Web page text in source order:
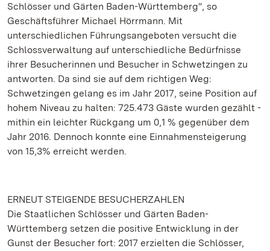
Schlösser und Gärten Baden-Württemberg", so
Geschäftsführer Michael Hörrmann. Mit
unterschiedlichen Führungsangeboten versucht die
Schlossverwaltung auf unterschiedliche Bedürfnisse
ihrer Besucherinnen und Besucher in Schwetzingen zu
antworten. Da sind sie auf dem richtigen Weg:
Schwetzingen gelang es im Jahr 2017, seine Position auf
hohem Niveau zu halten: 725.473 Gäste wurden gezählt -
mithin ein leichter Rückgang um 0,1 % gegenüber dem
Jahr 2016. Dennoch konnte eine Einnahmensteigerung
von 15,3% erreicht werden.
ERNEUT STEIGENDE BESUCHERZAHLEN
Die Staatlichen Schlösser und Gärten Baden-
Württemberg setzen die positive Entwicklung in der
Gunst der Besucher fort: 2017 erzielten die Schlösser,